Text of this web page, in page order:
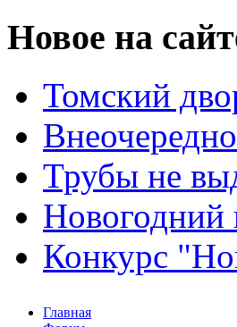
Новое на
Томский
Трубы не
Новогодний
Конкурс
Главная